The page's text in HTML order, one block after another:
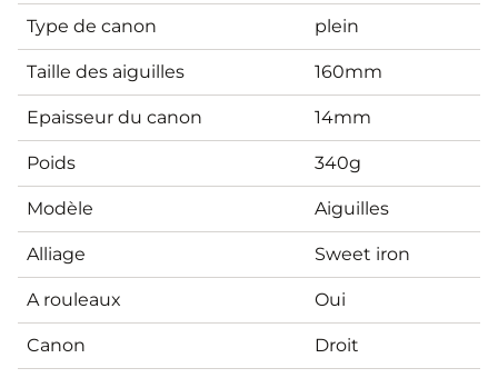
Type de canon plein
Taille des aiguilles 160mm
Epaisseur du canon 14mm
Poids 340g
Modèle Aiguilles
Alliage Sweet iron
A rouleaux Oui
Canon Droit